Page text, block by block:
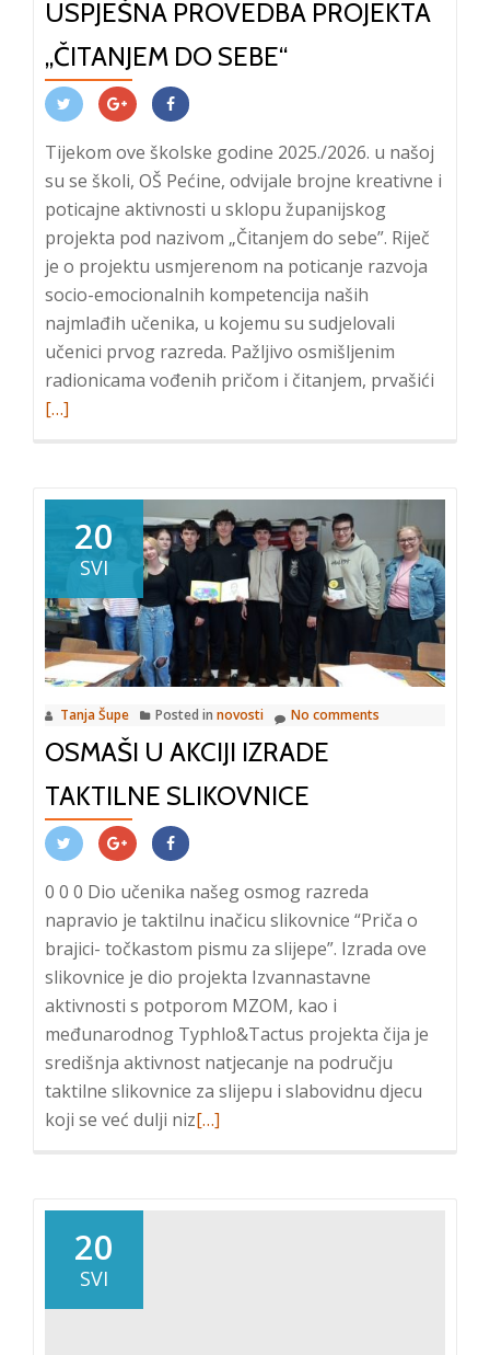
USPJEŠNA PROVEDBA PROJEKTA
„ČITANJEM DO SEBE“
Tijekom ove školske godine 2025./2026. u našoj
su se školi, OŠ Pećine, odvijale brojne kreativne i
poticajne aktivnosti u sklopu županijskog
projekta pod nazivom „Čitanjem do sebe”. Riječ
je o projektu usmjerenom na poticanje razvoja
socio-emocionalnih kompetencija naših
najmlađih učenika, u kojemu su sudjelovali
učenici prvog razreda. Pažljivo osmišljenim
radionicama vođenih pričom i čitanjem, prvašići
do
sebe“
[…]
20
SVI
Tanja Šupe Posted in novosti No comments
OSMAŠI U AKCIJI IZRADE
TAKTILNE SLIKOVNICE
0 0 0 Dio učenika našeg osmog razreda
napravio je taktilnu inačicu slikovnice “Priča o
brajici- točkastom pismu za slijepe”. Izrada ove
slikovnice je dio projekta Izvannastavne
aktivnosti s potporom MZOM, kao i
međunarodnog Typhlo&Tactus projekta čija je
središnja aktivnost natjecanje na području
taktilne slikovnice za slijepu i slabovidnu djecu
koji se već dulji nizRead
[…]
20
SVI